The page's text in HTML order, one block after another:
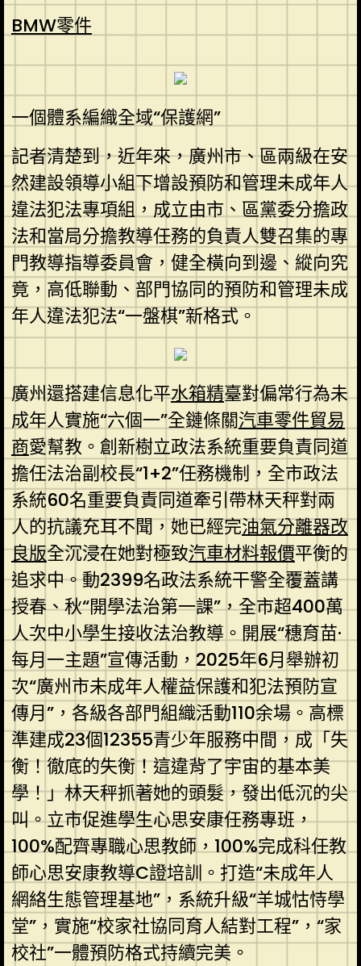
BMW零件
一個體系編織全域“保護網”
記者清楚到，近年來，廣州市、區兩級在安
然建設領導小組下增設預防和管理未成年人
違法犯法專項組，成立由市、區黨委分擔政
法和當局分擔教導任務的負責人雙召集的專
門教導指導委員會，健全橫向到邊、縱向究
竟，高低聯動、部門協同的預防和管理未成
年人違法犯法“一盤棋”新格式。
廣州還搭建信息化平水箱精臺對偏常行為未
成年人實施“六個一”全鏈條關汽車零件貿易
商愛幫教。創新樹立政法系統重要負責同道
擔任法治副校長“1+2”任務機制，全市政法
系統60名重要負責同道牽引帶林天秤對兩
人的抗議充耳不聞，她已經完油氣分離器改
良版全沉浸在她對極致汽車材料報價平衡的
追求中。動2399名政法系統干警全覆蓋講
授春、秋“開學法治第一課”，全市超400萬
人次中小學生接收法治教導。開展“穗育苗·
每月一主題”宣傳活動，2025年6月舉辦初
次“廣州市未成年人權益保護和犯法預防宣
傳月”，各級各部門組織活動110余場。高標
準建成23個12355青少年服務中間，成「失
衡！徹底的失衡！這違背了宇宙的基本美
學！」林天秤抓著她的頭髮，發出低沉的尖
叫。立市促進學生心思安康任務專班，
100%配齊專職心思教師，100%完成科任教
師心思安康教導C證培訓。打造“未成年人
網絡生態管理基地”，系統升級“羊城怙恃學
堂”，實施“校家社協同育人結對工程”，“家
校社”一體預防格式持續完美。